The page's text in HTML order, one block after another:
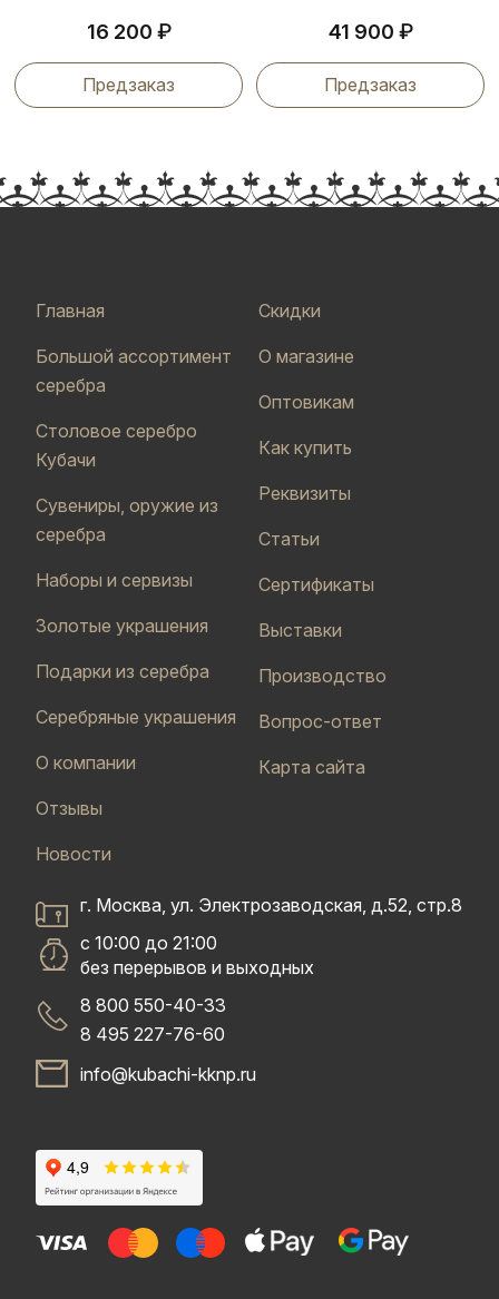
16 200 ₽
Предзаказ
41 900 ₽
Предзаказ
Главная
Большой ассортимент
серебра
Столовое серебро
Кубачи
Сувениры, оружие из
серебра
Наборы и сервизы
Золотые украшения
Подарки из серебра
Серебряные украшения
О компании
Отзывы
Новости
Скидки
О магазине
Оптовикам
Как купить
Реквизиты
Статьи
Сертификаты
Выставки
Производство
Вопрос-ответ
Карта сайта
г. Москва, ул. Электрозаводская, д.52, стр.8
с 10:00 до 21:00
без перерывов и выходных
8 800 550-40-33
8 495 227-76-60
info@kubachi-kknp.ru